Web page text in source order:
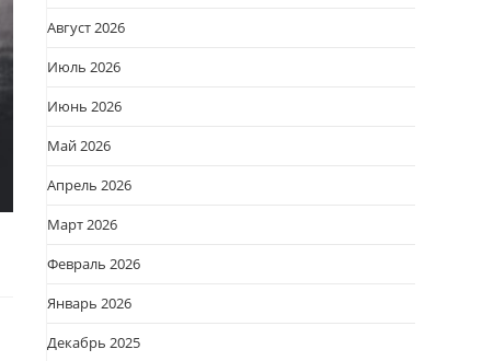
Август 2026
Июль 2026
Июнь 2026
Май 2026
Апрель 2026
Март 2026
Февраль 2026
Январь 2026
Декабрь 2025